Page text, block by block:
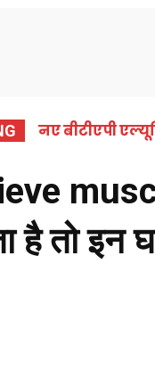
नए बीटीएपी
है तो